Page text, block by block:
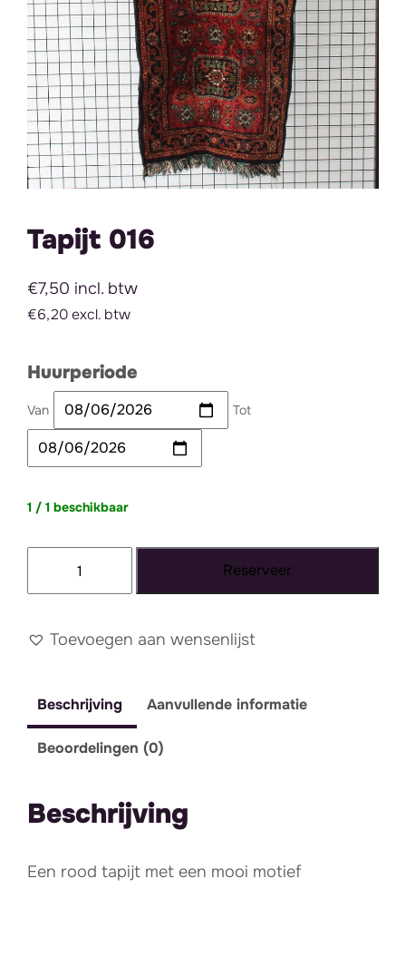
Tapijt 016
€7,50 incl. btw
€6,20 excl. btw
Huurperiode
Van Tot
1 / 1 beschikbaar
Reserveer
Toevoegen aan wensenlijst
Beschrijving Aanvullende informatie
Beoordelingen (0)
Beschrijving
Een rood tapijt met een mooi motief